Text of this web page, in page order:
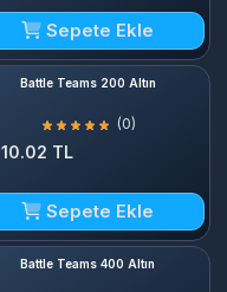
Sepete Ekle
Battle Teams 200 Altın
(0)
10.02 TL
Sepete Ekle
Battle Teams 400 Altın